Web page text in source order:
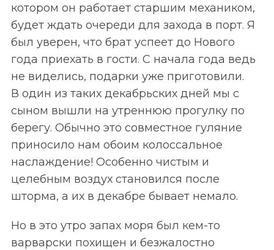
котором он работает старшим механиком,
будет ждать очереди для захода в порт. Я
был уверен, что брат успеет до Нового
года приехать в гости. С начала года ведь
не виделись, подарки уже приготовили.
В один из таких декабрьских дней мы с
сыном вышли на утреннюю прогулку по
берегу. Обычно это совместное гуляние
приносило нам обоим колоссальное
наслаждение! Особенно чистым и
целебным воздух становился после
шторма, а их в декабре бывает немало.
Но в это утро запах моря был кем-то
варварски похищен и безжалостно